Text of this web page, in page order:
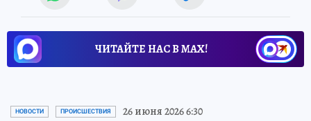
ЧИТАЙТЕ НАС В МАХ!
НОВОСТИ ПРОИСШЕСТВИЯ 26 июня 2026 6:30